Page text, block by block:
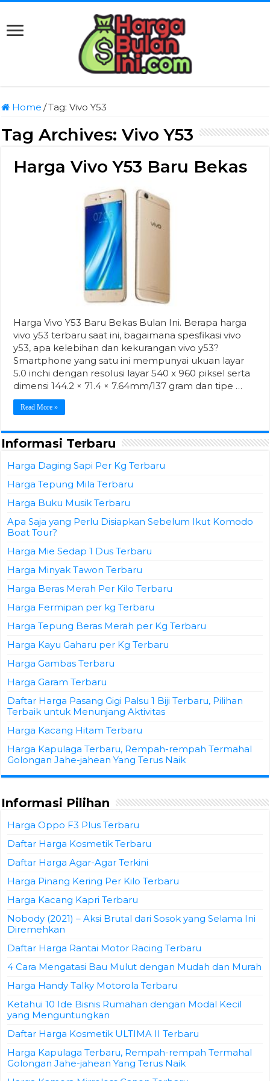
Home /Tag:Vivo Y53
Tag Archives:Vivo Y53
Harga Vivo Y53 Baru Bekas
Harga Vivo Y53 Baru Bekas Bulan Ini. Berapa harga
vivo y53 terbaru saat ini, bagaimana spesfikasi vivo
y53, apa kelebihan dan kekurangan vivo y53?
Smartphone yang satu ini mempunyai ukuan layar
5.0 inchi dengan resolusi layar 540 x 960 piksel serta
dimensi 144.2 × 71.4 × 7.64mm/137 gram dan tipe …
Read More »
Informasi Terbaru
Harga Daging Sapi Per Kg Terbaru
Harga Tepung Mila Terbaru
Harga Buku Musik Terbaru
Apa Saja yang Perlu Disiapkan Sebelum Ikut Komodo
Boat Tour?
Harga Mie Sedap 1 Dus Terbaru
Harga Minyak Tawon Terbaru
Harga Beras Merah Per Kilo Terbaru
Harga Fermipan per kg Terbaru
Harga Tepung Beras Merah per Kg Terbaru
Harga Kayu Gaharu per Kg Terbaru
Harga Gambas Terbaru
Harga Garam Terbaru
Daftar Harga Pasang Gigi Palsu 1 Biji Terbaru, Pilihan
Terbaik untuk Menunjang Aktivitas
Harga Kacang Hitam Terbaru
Harga Kapulaga Terbaru, Rempah-rempah Termahal
Golongan Jahe-jahean Yang Terus Naik
Informasi Pilihan
Harga Oppo F3 Plus Terbaru
Daftar Harga Kosmetik Terbaru
Daftar Harga Agar-Agar Terkini
Harga Pinang Kering Per Kilo Terbaru
Harga Kacang Kapri Terbaru
Nobody (2021) – Aksi Brutal dari Sosok yang Selama Ini
Diremehkan
Daftar Harga Rantai Motor Racing Terbaru
4 Cara Mengatasi Bau Mulut dengan Mudah dan Murah
Harga Handy Talky Motorola Terbaru
Ketahui 10 Ide Bisnis Rumahan dengan Modal Kecil
yang Menguntungkan
Daftar Harga Kosmetik ULTIMA II Terbaru
Harga Kapulaga Terbaru, Rempah-rempah Termahal
Golongan Jahe-jahean Yang Terus Naik